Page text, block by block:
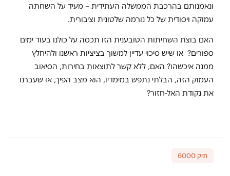
ונאמנותם בהרכבת הממשלה העתידית – מעיד על השחתה
עמוקה ויסודית של כל נורמה שלטונית וציבורית.
האם בוצת השחיתות הטובענית הזו תכסה על כולנו בעוד ימים
ספורים? או שיש סיכוי עדיין למשוך בציציות ראשנו ולהיחלץ
ממנה איכשהו? האם, ללא קשר לתוצאות בחירות, הסיאוב
העמוק הזה, הבלתי נתפש במימדיו, הוא מצב הפיך, או שעברנו
את נקודת האל-חזור?
תיק 6000